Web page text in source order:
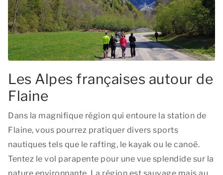
Les Alpes françaises autour de
Flaine
Dans la magnifique région qui entoure la station de
Flaine, vous pourrez pratiquer divers sports
nautiques tels que le rafting, le kayak ou le canoë.
Tentez le vol parapente pour une vue splendide sur la